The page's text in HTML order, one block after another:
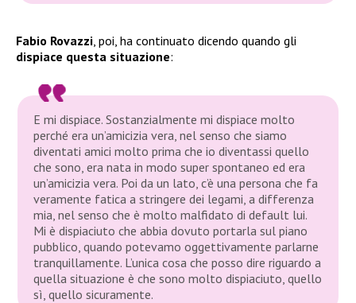
Fabio Rovazzi , poi, ha continuato dicendo quando gli
dispiace questa situazione:
E mi dispiace. Sostanzialmente mi dispiace molto
perché era un’amicizia vera, nel senso che siamo
diventati amici molto prima che io diventassi quello
che sono, era nata in modo super spontaneo ed era
un’amicizia vera. Poi da un lato, c’è una persona che fa
veramente fatica a stringere dei legami, a differenza
mia, nel senso che è molto malfidato di default lui.
Mi è dispiaciuto che abbia dovuto portarla sul piano
pubblico, quando potevamo oggettivamente parlarne
tranquillamente. L’unica cosa che posso dire riguardo a
quella situazione è che sono molto dispiaciuto, quello
sì, quello sicuramente.